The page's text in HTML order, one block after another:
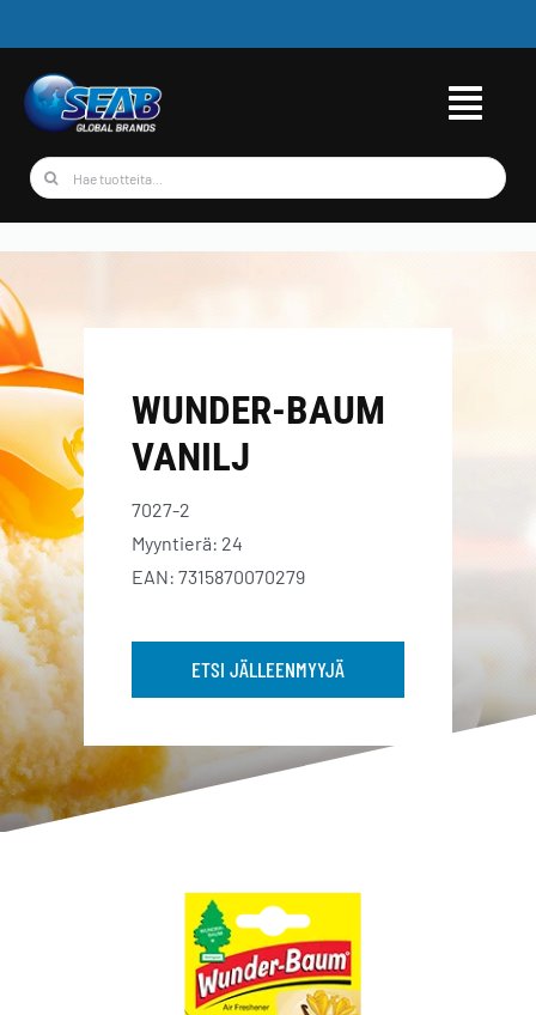
to
content
Etsi
WUNDER-BAUM
VANILJ
7027-2
Myyntierä: 24
EAN: 7315870070279
ETSI JÄLLEENMYYJÄ